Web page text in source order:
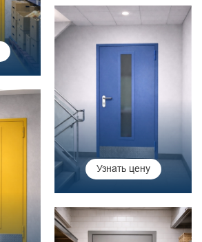
Узнать цену